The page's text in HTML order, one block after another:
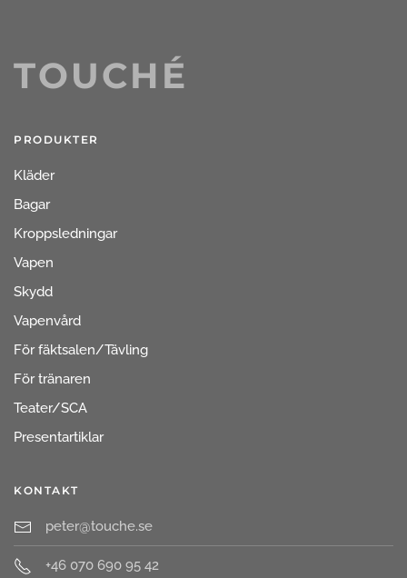
TOUCHÉ
PRODUKTER
Kläder
Bagar
Kroppsledningar
Vapen
Skydd
Vapenvård
För fäktsalen/Tävling
För tränaren
Teater/SCA
Presentartiklar
KONTAKT
peter@touche.se
+46 070 690 95 42